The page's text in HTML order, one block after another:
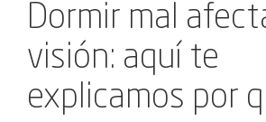
Dormir mal
visión: aquí te
explicamos por